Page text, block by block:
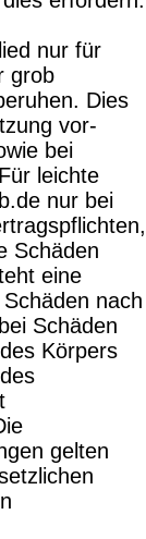
nur für
grob
Dies
vor-
bei
leichte
nur bei
Schäden
eine
nach
Schäden
Körpers
gelten